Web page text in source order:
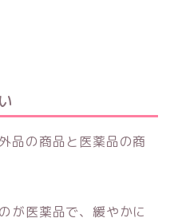
品の商品と医薬品の商
が医薬品で、緩やかに